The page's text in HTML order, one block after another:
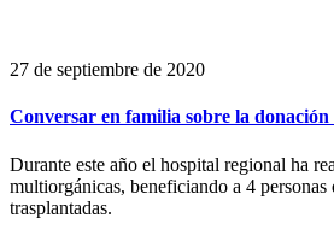
27 de septiembre de 2020
Conversar en familia sobre la donación
Durante este año el hospital regional ha
multiorgánicas, beneficiando a 4 personas
trasplantadas.